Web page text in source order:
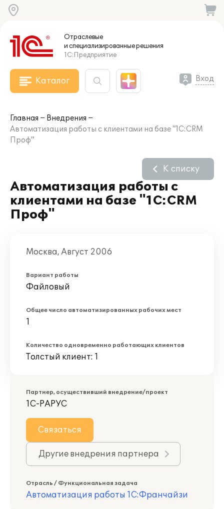
Отраслевые
и специализированныерешения
1С:Предприятие
Каталог Вход
Главная
Внедрения
Автоматизация работы с клиентами на базе "1С:CRM
Проф"
Автоматизация работы с
клиентами на базе "1С:CRM
Проф"
К списку
Москва, Август 2006
Вариант работы
Файловый
Общее число автоматизированных рабочих мест
1
Количество одновременно работающих клиентов
Толстый клиент: 1
Партнер, осуществивший внедрение/проект
1С-РАРУС
Связаться
Другие внедрения партнера
Отрасль / Функциональная задача
Автоматизация работы 1С:Франчайзи